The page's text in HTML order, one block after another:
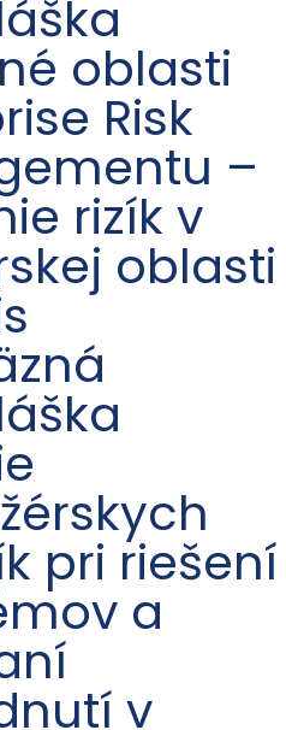
oblasti
Risk
–
rizík v
oblasti
pri riešení
a
v